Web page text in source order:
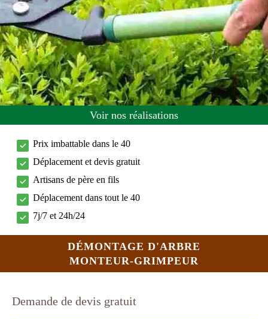
Voir nos réalisations
Prix imbattable dans le 40
Déplacement et devis gratuit
Artisans de père en fils
Déplacement dans tout le 40
7j/7 et 24h/24
DÉMONTAGE D'ARBRE
MONTEUR-GRIMPEUR
Demande de devis gratuit